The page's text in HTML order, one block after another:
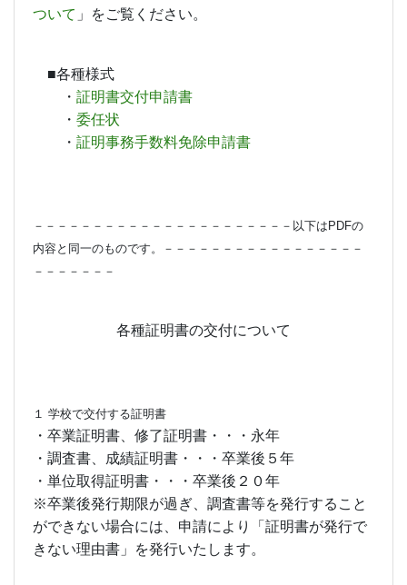
ついて 」をご覧ください。
■各種様式
・ 証明書交付申請書
・ 委任状
・ 証明事務手数料免除申請書
－－－－－－－－－－－－－－－－－－－－－－以下はPDFの
内容と同一のものです。－－－－－－－－－－－－－－－－－
－－－－－－－
各種証明書の交付について
１ 学校で交付する証明書
・卒業証明書、修了証明書・・・永年
・調査書、成績証明書・・・卒業後５年
・単位取得証明書・・・卒業後２０年
※卒業後発行期限が過ぎ、調査書等を発行すること
ができない場合には、申請により「証明書が発行で
きない理由書」を発行いたします。